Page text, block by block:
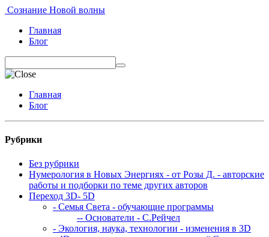
Сознание Новой волны
Главная
Блог
Главная
Блог
Рубрики
Без рубрики
Нумерология в Новых Энергиях - от Розы Д. - авторские
работы и подборки по теме других авторов
Переход 3D- 5D
- Семья Света - обучающие программы
-- Основатели - С.Рейчел
- Экология, наука, технологии - изменения в 3D